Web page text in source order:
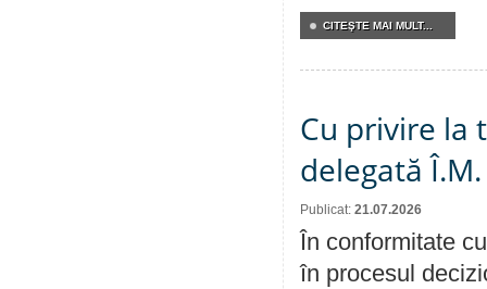
CITEŞTE MAI MULT...
Cu privire la
delegată
Publicat: 21.07.2026
În conformitate
în procesul